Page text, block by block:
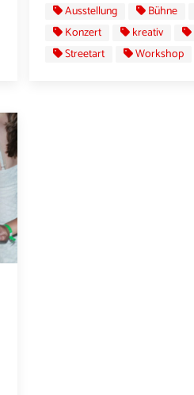
Ausstellung
Bühne
Konzert
kreativ
Streetart
Workshop